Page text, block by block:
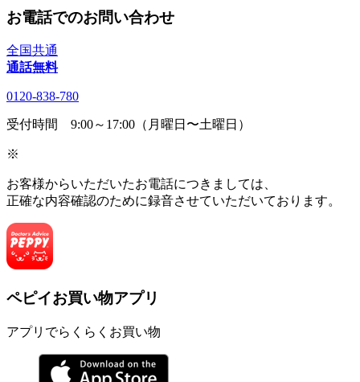
お電話でのお問い合わせ
全国共通
通話無料
0120-838-780
受付時間 9:00～17:00（月曜日〜土曜日）
※
お客様からいただいたお電話につきましては、
正確な内容確認のために録音させていただいております。
ペピイお買い物アプリ
アプリでらくらくお買い物